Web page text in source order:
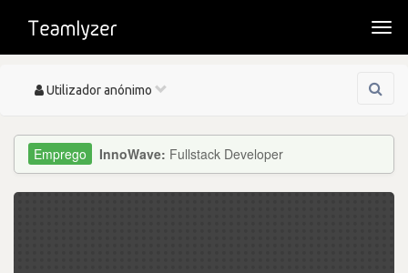
Toggle
Utilizador anónimo
InnoWave: Fullstack Developer